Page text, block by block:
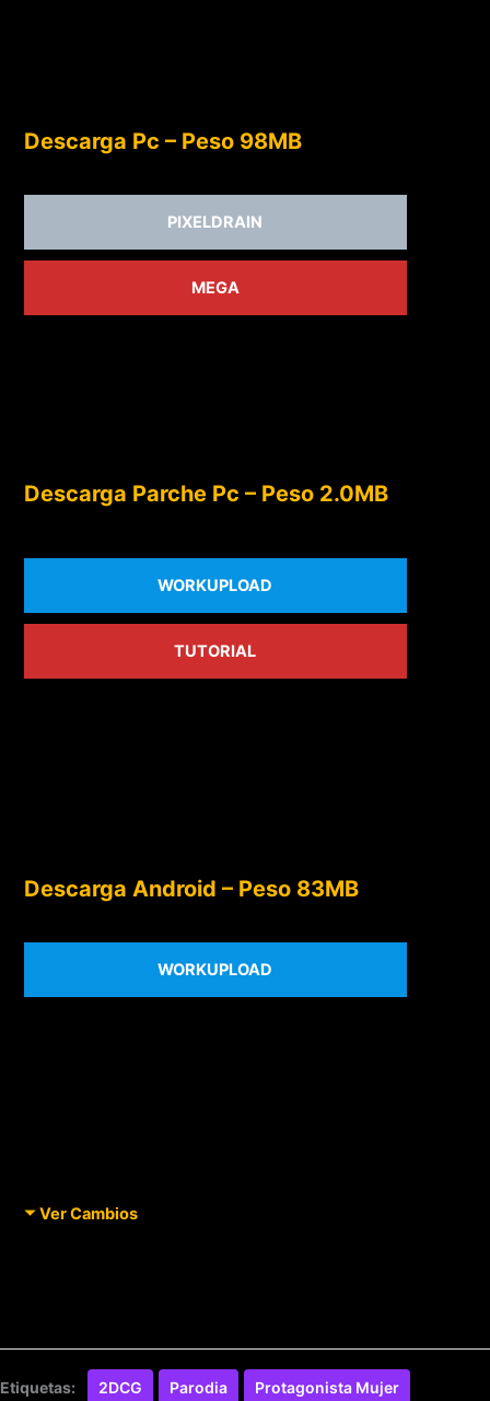
Descarga Pc – Peso 98MB
PIXELDRAIN
MEGA
Descarga Parche Pc – Peso 2.0MB
WORKUPLOAD
TUTORIAL
Descarga Android – Peso 83MB
WORKUPLOAD
Ver Cambios
Etiquetas: 2DCG Parodia Protagonista Mujer